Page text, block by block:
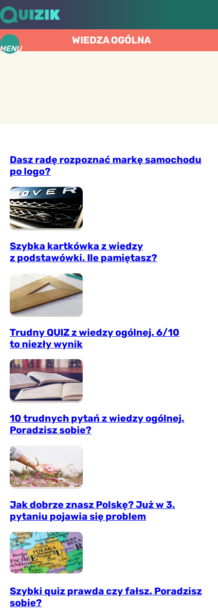
MENU
WIEDZA OGÓLNA
Dasz radę rozpoznać markę samochodu
po logo?
Szybka kartkówka z wiedzy
z podstawówki. Ile pamiętasz?
Trudny QUIZ z wiedzy ogólnej. 6/10
to niezły wynik
10 trudnych pytań z wiedzy ogólnej.
Poradzisz sobie?
Jak dobrze znasz Polskę? Już w 3.
pytaniu pojawia się problem
Szybki quiz prawda czy fałsz. Poradzisz
sobie?